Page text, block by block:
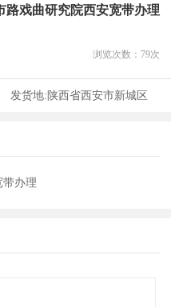
路戏曲研究院西安宽带办理
浏览次数： 79次
发货地:陕西省西安市新城区
办理